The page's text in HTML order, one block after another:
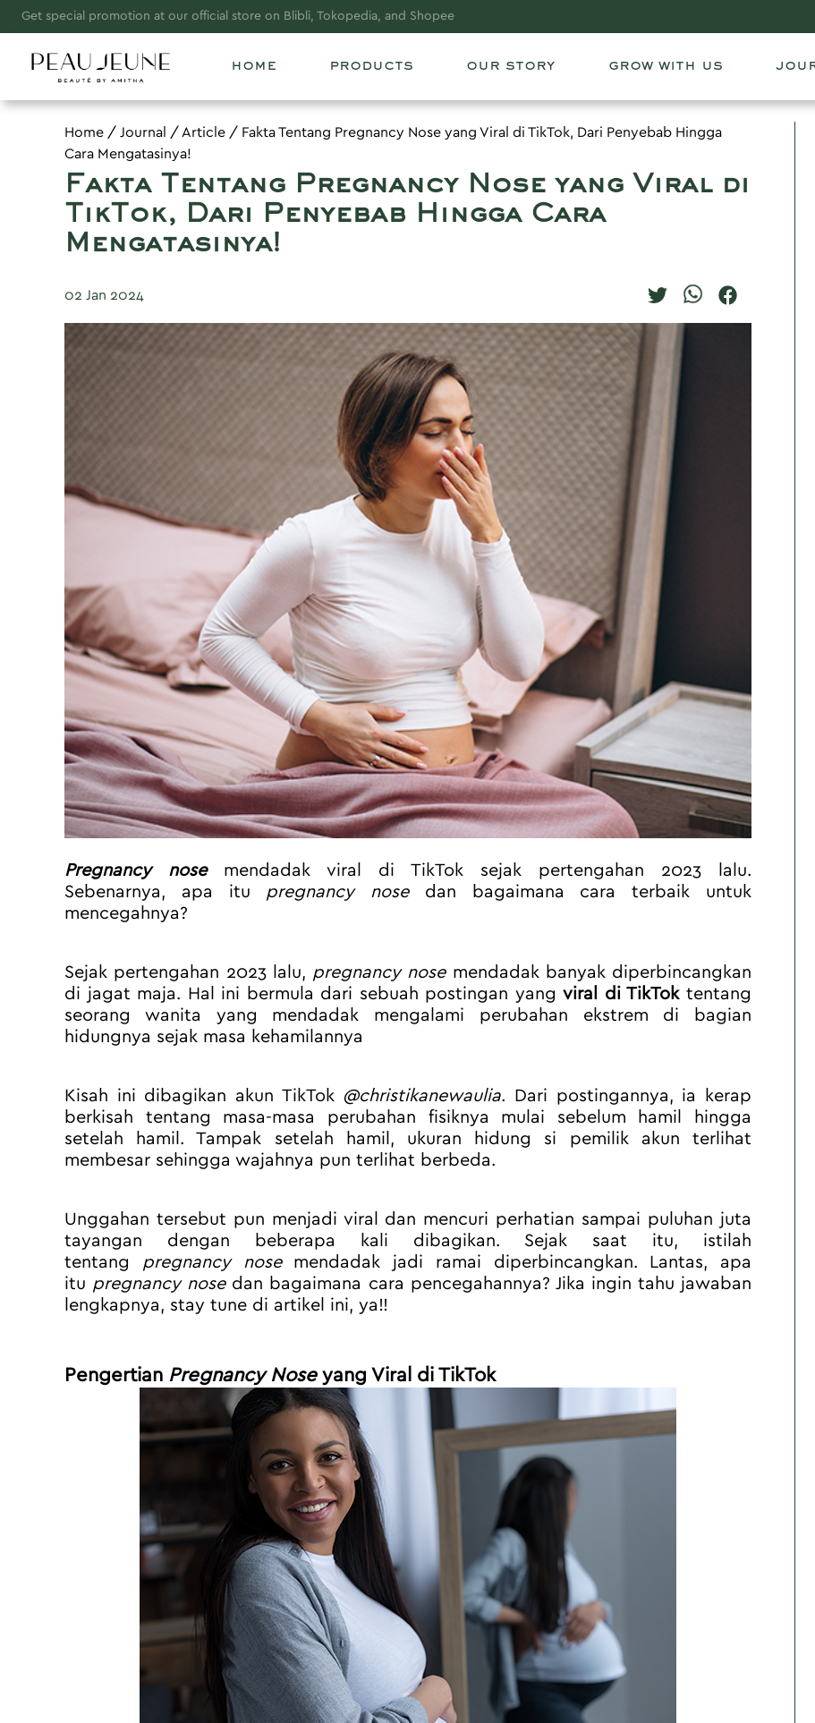
Subscribe to our newsletter and be the first to know about our products, events, and promotions!
home products our story grow with us
Home / Journal / Article / Fakta Tentang Pregnancy Nose yang Viral di TikTok, Dari Penyebab Hingga
Cara Mengatasinya!
Fakta Tentang Pregnancy Nose yang Viral di
TikTok, Dari Penyebab Hingga Cara
Mengatasinya!
02 Jan 2024
Pregnancy nose
mendadak viral di TikTok sejak pertengahan 2023 lalu.
Sebenarnya, apa itu pregnancy nose dan bagaimana cara terbaik untuk
mencegahnya?
Sejak pertengahan 2023 lalu, pregnancy nose mendadak banyak diperbincangkan
di jagat maja. Hal ini bermula dari sebuah postingan yang viral di TikTok tentang
seorang wanita yang mendadak mengalami perubahan ekstrem di bagian
hidungnya sejak masa kehamilannya
Kisah ini dibagikan akun TikTok @christikanewaulia. Dari postingannya, ia kerap
berkisah tentang masa-masa perubahan fisiknya mulai sebelum hamil hingga
setelah hamil. Tampak setelah hamil, ukuran hidung si pemilik akun terlihat
membesar sehingga wajahnya pun terlihat berbeda.
Unggahan tersebut pun menjadi viral dan mencuri perhatian sampai puluhan juta
tayangan dengan beberapa kali dibagikan. Sejak saat itu, istilah
tentang pregnancy nose mendadak jadi ramai diperbincangkan. Lantas, apa
itu pregnancy nose dan bagaimana cara pencegahannya? Jika ingin tahu jawaban
lengkapnya, stay tune di artikel ini, ya!!
Pengertian Pregnancy Nose yang Viral di TikTok